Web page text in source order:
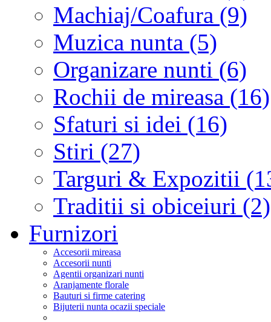
Machiaj/Coafura (9)
Muzica nunta (5)
Organizare nunti (6)
Rochii de mireasa (16)
Sfaturi si idei (16)
Stiri (27)
Targuri & Expozitii
Traditii si obiceiuri (2)
Furnizori
Accesorii mireasa
Accesorii nunti
Agentii organizari nunti
Aranjamente florale
Bauturi si firme catering
Bijuterii nunta ocazii speciale